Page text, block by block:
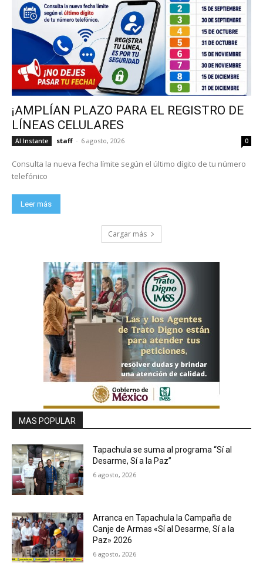
¡AMPLÍAN PLAZO PARA EL REGISTRO DE
LÍNEAS CELULARES
Al Instante staff - 6 agosto, 2026 0
Consulta la nueva fecha límite según el último dígito de tu número
telefónico
Leer más
Cargar más
MAS POPULAR
Tapachula se suma al programa “Sí al
Desarme, Sí a la Paz”
6 agosto, 2026
Arranca en Tapachula la Campaña de
Canje de Armas «Sí al Desarme, Sí a la
Paz» 2026
6 agosto, 2026